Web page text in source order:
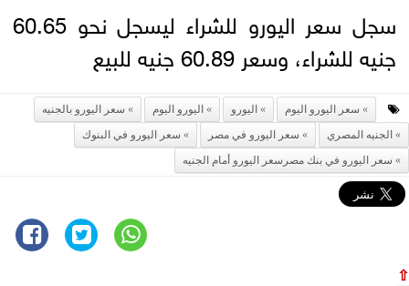
سجل سعر اليورو للشراء ليسجل نحو 60.65
جنيه للشراء، وسعر 60.89 جنيه للبيع
سعر اليورو اليوم اليورو اليورو اليوم
سعر اليورو بالجنيه
الجنيه المصري
سعر اليورو في مصر
سعر اليورو في البنوك
سعر اليورو في بنك مصرسعر اليورو أمام الجنيه
⇧